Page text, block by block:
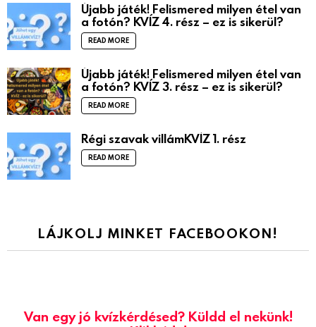
Újabb játék! Felismered milyen étel van
a fotón? KVÍZ 4. rész – ez is sikerül?
READ MORE
Újabb játék! Felismered milyen étel van
a fotón? KVÍZ 3. rész – ez is sikerül?
READ MORE
Régi szavak villámKVÍZ 1. rész
READ MORE
LÁJKOLJ MINKET FACEBOOKON!
Van egy jó kvízkérdésed? Küldd el nekünk!